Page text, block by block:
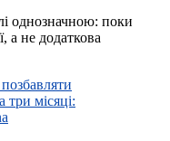
однозначною: поки
а не додаткова
три місяці: